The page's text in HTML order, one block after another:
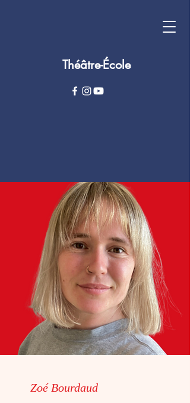
Théâtre-École
Zoé Bourdaud